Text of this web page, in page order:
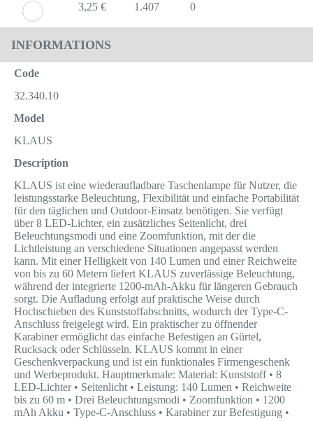
3,25 € 1.407 0
INFORMATIONS
Code
32.340.10
Model
KLAUS
Description
KLAUS ist eine wiederaufladbare Taschenlampe für Nutzer, die
leistungsstarke Beleuchtung, Flexibilität und einfache Portabilität
für den täglichen und Outdoor-Einsatz benötigen. Sie verfügt
über 8 LED-Lichter, ein zusätzliches Seitenlicht, drei
Beleuchtungsmodi und eine Zoomfunktion, mit der die
Lichtleistung an verschiedene Situationen angepasst werden
kann. Mit einer Helligkeit von 140 Lumen und einer Reichweite
von bis zu 60 Metern liefert KLAUS zuverlässige Beleuchtung,
während der integrierte 1200-mAh-Akku für längeren Gebrauch
sorgt. Die Aufladung erfolgt auf praktische Weise durch
Hochschieben des Kunststoffabschnitts, wodurch der Type-C-
Anschluss freigelegt wird. Ein praktischer zu öffnender
Karabiner ermöglicht das einfache Befestigen an Gürtel,
Rucksack oder Schlüsseln. KLAUS kommt in einer
Geschenkverpackung und ist ein funktionales Firmengeschenk
und Werbeprodukt. Hauptmerkmale: Material: Kunststoff • 8
LED-Lichter • Seitenlicht • Leistung: 140 Lumen • Reichweite
bis zu 60 m • Drei Beleuchtungsmodi • Zoomfunktion • 1200
mAh Akku • Type-C-Anschluss • Karabiner zur Befestigung •